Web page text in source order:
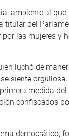
ambiente al
titular del
las mujeres y
luchó de
siente
medida
confiscados
democrático,